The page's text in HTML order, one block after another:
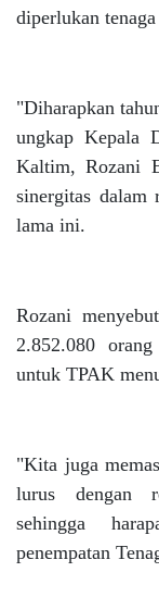
diperlukan
"Diharapkan
ungkap Kepala
Kaltim, Rozani
sinergitas dalam
lama ini.
Rozani
2.852.080
untuk TPAK
"Kita juga
lurus dengan
sehingga
penempatan